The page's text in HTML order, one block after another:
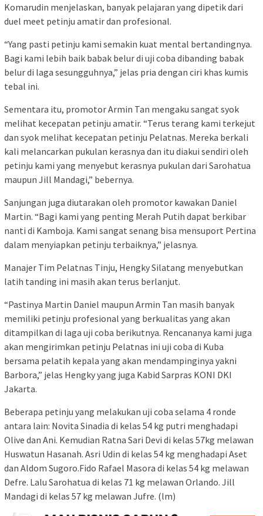
Komarudin menjelaskan, banyak pelajaran yang dipetik dari
duel meet petinju amatir dan profesional.
“Yang pasti petinju kami semakin kuat mental bertandingnya.
Bagi kami lebih baik babak belur di uji coba dibanding babak
belur di laga sesungguhnya,” jelas pria dengan ciri khas kumis
tebal ini.
Sementara itu, promotor Armin Tan mengaku sangat syok
melihat kecepatan petinju amatir. “Terus terang kami terkejut
dan syok melihat kecepatan petinju Pelatnas. Mereka berkali
kali melancarkan pukulan kerasnya dan itu diakui sendiri oleh
petinju kami yang menyebut kerasnya pukulan dari Sarohatua
maupun Jill Mandagi,” bebernya.
Sanjungan juga diutarakan oleh promotor kawakan Daniel
Martin. “Bagi kami yang penting Merah Putih dapat berkibar
nanti di Kamboja. Kami sangat senang bisa mensuport Pertina
dalam menyiapkan petinju terbaiknya,” jelasnya.
Manajer Tim Pelatnas Tinju, Hengky Silatang menyebutkan
latih tanding ini masih akan terus berlanjut.
“Pastinya Martin Daniel maupun Armin Tan masih banyak
memiliki petinju profesional yang berkualitas yang akan
ditampilkan di laga uji coba berikutnya. Rencananya kami juga
akan mengirimkan petinju Pelatnas ini uji coba di Kuba
bersama pelatih kepala yang akan mendampinginya yakni
Barbora,” jelas Hengky yang juga Kabid Sarpras KONI DKI
Jakarta.
Beberapa petinju yang melakukan uji coba selama 4 ronde
antara lain: Novita Sinadia di kelas 54 kg putri menghadapi
Olive dan Ani. Kemudian Ratna Sari Devi di kelas 57kg melawan
Huswatun Hasanah. Asri Udin di kelas 54 kg menghadapi Aset
dan Aldom Sugoro.Fido Rafael Masora di kelas 54 kg melawan
Defre. Lalu Sarohatua di kelas 71 kg melawan Orlando. Jill
Mandagi di kelas 57 kg melawan Jufre. (lm)